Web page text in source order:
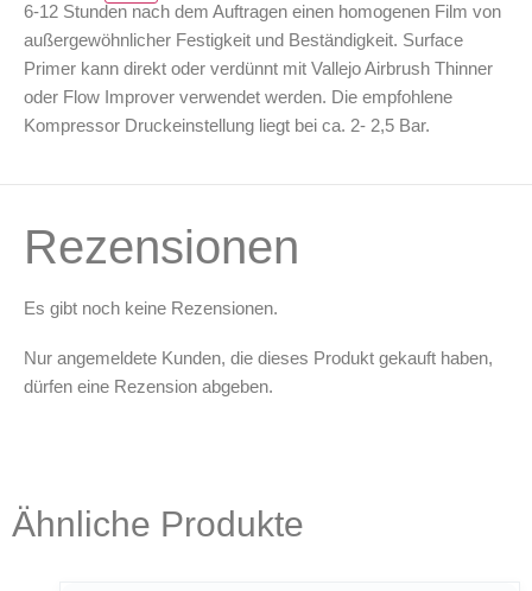
6-12 Stunden nach dem Auftragen einen homogenen Film von
außergewöhnlicher Festigkeit und Beständigkeit. Surface
Primer kann direkt oder verdünnt mit Vallejo Airbrush Thinner
oder Flow Improver verwendet werden. Die empfohlene
Kompressor Druckeinstellung liegt bei ca. 2- 2,5 Bar.
Rezensionen
Es gibt noch keine Rezensionen.
Nur angemeldete Kunden, die dieses Produkt gekauft haben,
dürfen eine Rezension abgeben.
Ähnliche Produkte